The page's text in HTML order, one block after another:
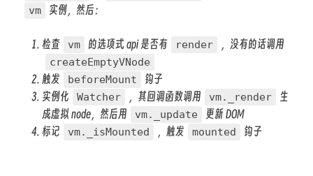
vm 实例，然后：
检查 vm 的选项式 api 是否有 render ，没有的话调用
createEmptyVNode
触发 beforeMount
钩子
实例化
Watcher ，其回调函数调用 vm._render
生
成虚拟 node，然后用
vm._update
更新 DOM
标记
vm._isMounted ，触发 mounted 钩子